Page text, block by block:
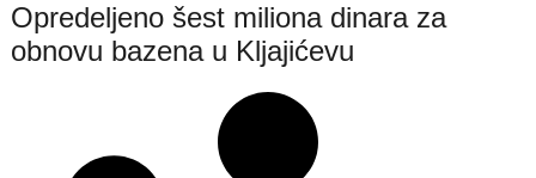
Opredeljeno šest miliona dinara za
obnovu bazena u Kljajićevu